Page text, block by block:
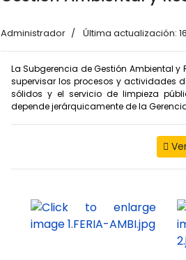
Administrador Última actualización:
La Subgerencia de Gestión Ambiental
supervisar los procesos y actividades
sólidos y el servicio de limpieza
depende jerárquicamente de la